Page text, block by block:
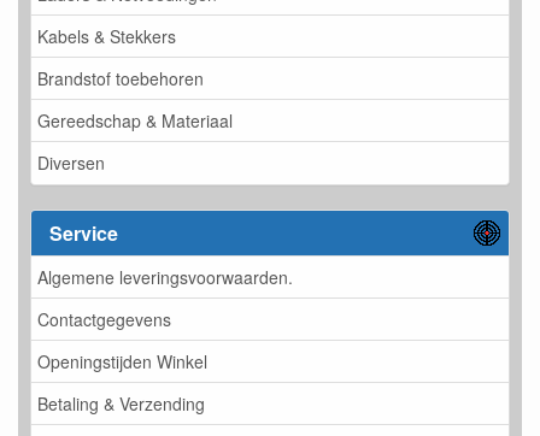
Kabels & Stekkers
Brandstof toebehoren
Gereedschap & Materiaal
Diversen
Service
Algemene leveringsvoorwaarden.
Contactgegevens
Openingstijden Winkel
Betaling & Verzending